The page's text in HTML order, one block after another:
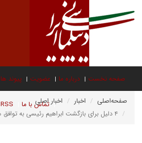
صفحه نخست درباره ما عضویت پیوند ها
تماس با ما RSS صفحه‌اصلی اخبار
اخبار اصلی
۴ دلیل برای بازگشت ابراهیم رئیسی به توافق هسته ای